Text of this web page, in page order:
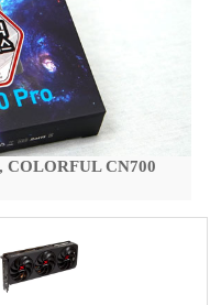
COLORFUL CN700